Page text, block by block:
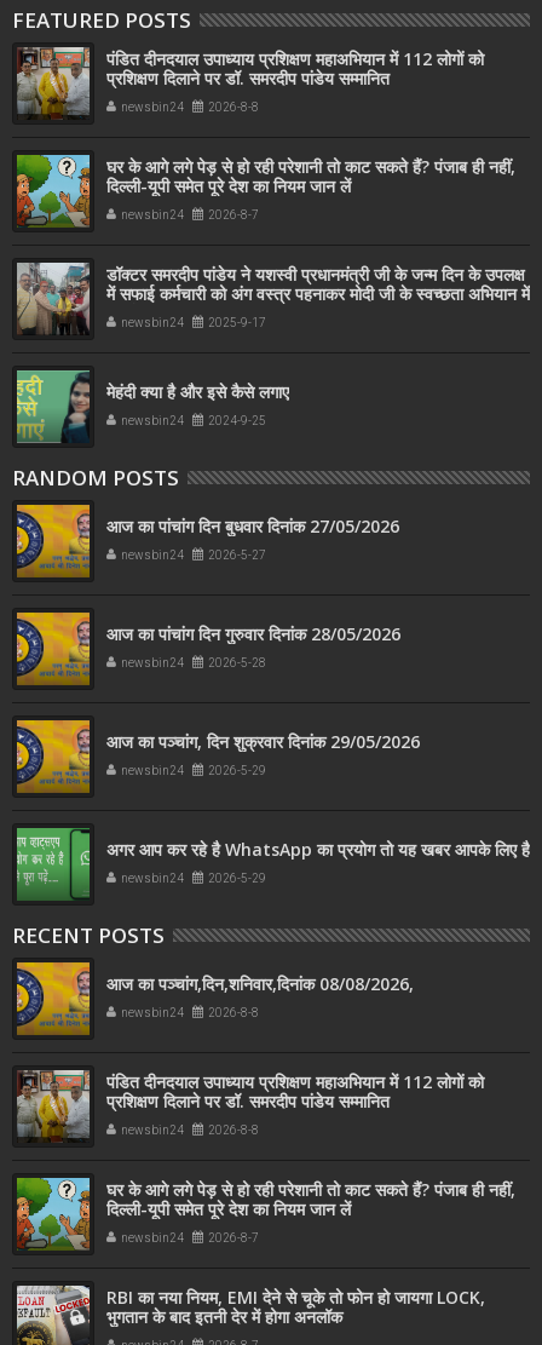
FEATURED POSTS
पंडित दीनदयाल उपाध्याय प्रशिक्षण महाअभियान में 112 लोगों को
प्रशिक्षण दिलाने पर डॉ. समरदीप पांडेय सम्मानित
newsbin24 2026-8-8
घर के आगे लगे पेड़ से हो रही परेशानी तो काट सकते हैं? पंजाब ही नहीं,
दिल्‍ली-यूपी समेत पूरे देश का नियम जान लें
newsbin24 2026-8-7
डॉक्टर समरदीप पांडेय ने यशस्वी प्रधानमंत्री जी के जन्म दिन के उपलक्ष
में सफाई कर्मचारी को अंग वस्त्र पहनाकर मोदी जी के स्वच्छता अभियान में
सहयोग किया
newsbin24 2025-9-17
मेहंदी क्या है और इसे कैसे लगाए
newsbin24 2024-9-25
RANDOM POSTS
आज का पांचांग दिन बुधवार दिनांक 27/05/2026
newsbin24 2026-5-27
आज का पांचांग दिन गुरुवार दिनांक 28/05/2026
newsbin24 2026-5-28
आज का पञ्चांग, दिन शुक्रवार दिनांक 29/05/2026
newsbin24 2026-5-29
अगर आप कर रहे है WhatsApp का प्रयोग तो यह खबर आपके लिए है
newsbin24 2026-5-29
RECENT POSTS
आज का पञ्चांग,दिन,शनिवार,दिनांक 08/08/2026,
newsbin24 2026-8-8
पंडित दीनदयाल उपाध्याय प्रशिक्षण महाअभियान में 112 लोगों को
प्रशिक्षण दिलाने पर डॉ. समरदीप पांडेय सम्मानित
newsbin24 2026-8-8
घर के आगे लगे पेड़ से हो रही परेशानी तो काट सकते हैं? पंजाब ही नहीं,
दिल्‍ली-यूपी समेत पूरे देश का नियम जान लें
newsbin24 2026-8-7
RBI का नया नियम, EMI देने से चूके तो फोन हो जायगा LOCK,
भुगतान के बाद इतनी देर में होगा अनलॉक